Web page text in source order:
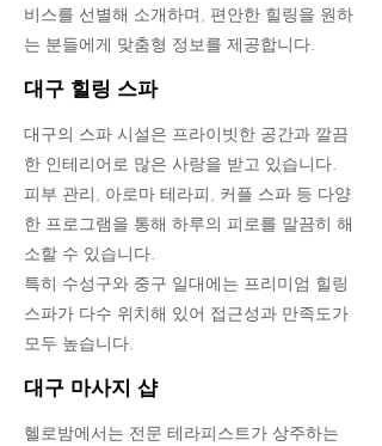
비스를 선별해 소개하며, 편안한 힐링을 원하
는 분들에게 맞춤형 정보를 제공합니다.
대구 힐링 스파
대구의 스파 시설은 프라이빗한 공간과 깔끔
한 인테리어로 많은 사랑을 받고 있습니다.
피부 관리, 아로마 테라피, 커플 스파 등 다양
한 프로그램을 통해 하루의 피로를 말끔히 해
소할 수 있습니다.
특히 수성구와 중구 일대에는 프리미엄 힐링
스파가 다수 위치해 있어 접근성과 만족도가
모두 높습니다.
대구 마사지 샵
헬로밤에서는 전문 테라피스트가 상주하는